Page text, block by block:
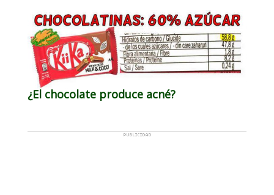
¿El chocolate produce acné?